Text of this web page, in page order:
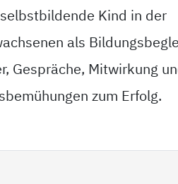
Kind in der
als
Gespräche, Mitwirkung
zum Erfolg.